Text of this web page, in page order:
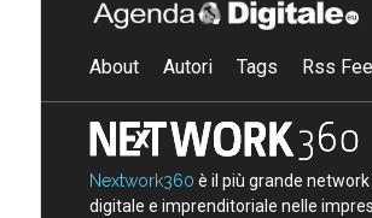
About Autori Tags Rss
Nextwork360 è il più grande
digitale e imprenditoriale nelle